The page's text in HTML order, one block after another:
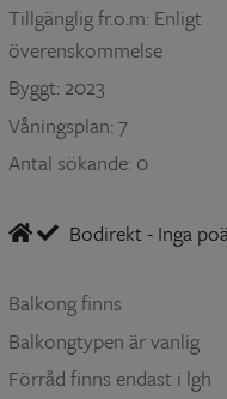
Tillgänglig fr.o.m: Enligt
överenskommelse
Byggt: 2023
Våningsplan: 7
Antal sökande: 0
Bodirekt - Inga
Balkong finns
Balkongtypen är vanlig
Förråd finns endast i lgh